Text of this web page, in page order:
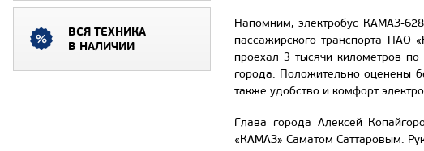
ВСЯ ТЕХНИКА
В НАЛИЧИИ
Напомним, электробус КАМАЗ-
пассажирского транспорта ПАО
проехал 3 тысячи километров
города. Положительно оценены
также удобство и комфорт
Глава города Алексей
«КАМАЗ» Саматом Саттаровым.